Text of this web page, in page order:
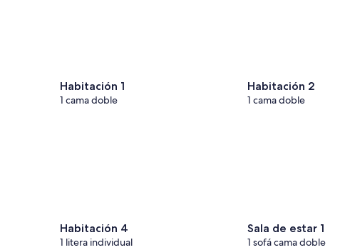
Habitación 1
1 cama doble
Habitación 2
1 cama doble
Habitación 4
1 litera individual
Sala de estar 1
1 sofá cama doble